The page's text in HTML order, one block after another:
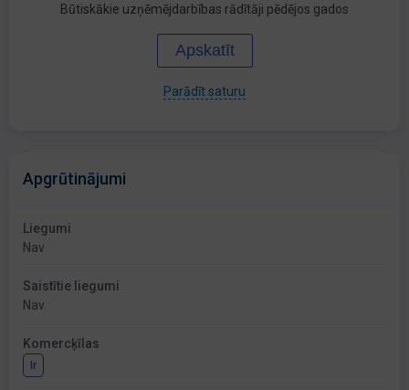
Būtiskākie uzņēmējdarbības rādītāji pēdējos gados
Apskatīt
Parādīt saturu
Apgrūtinājumi
Liegumi
Nav
Saistītie liegumi
Nav
Komercķīlas
Ir